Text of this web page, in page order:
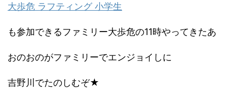
大歩危 ラフティング 小学生
も参加できるファミリー大歩危の11時やってきたあ
おのおのがファミリーでエンジョイしに
吉野川でたのしむぞ★